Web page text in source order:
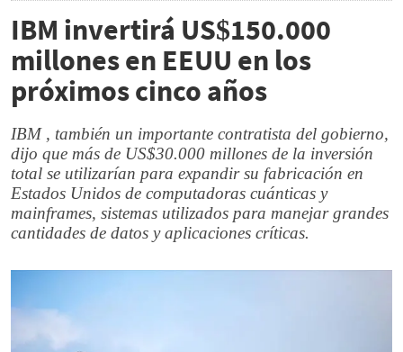
IBM invertirá US$150.000
millones en EEUU en los
próximos cinco años
IBM , también un importante contratista del gobierno,
dijo que más de US$30.000 millones de la inversión
total se utilizarían para expandir su fabricación en
Estados Unidos de computadoras cuánticas y
mainframes, sistemas utilizados para manejar grandes
cantidades de datos y aplicaciones críticas.